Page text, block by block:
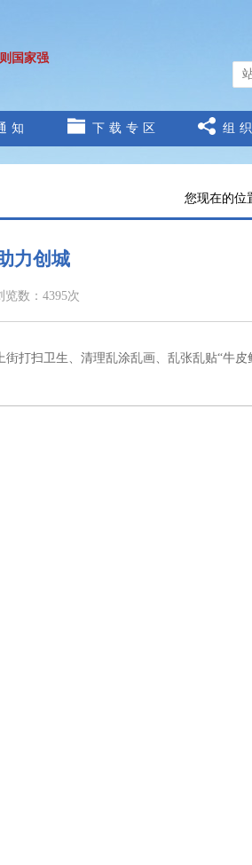
国家强
知 下载专区 组
您现在的位
力创城
览数： 4395次
打扫卫生、清理乱涂乱画、乱张乱贴“牛皮